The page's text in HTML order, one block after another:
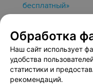
бесплатный»
Акция
входной билет
до 30 января 2027
Обработка
Наш сайт использует
удобства
статистики и
рекомендаций.